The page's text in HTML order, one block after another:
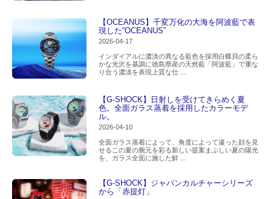
【OCEANUS】千変万化の大海を阿波藍で表
現した“OCEANUS”
2026-04-17
インダイアルに濃淡の異なる藍色を採用白蝶貝の柔ら
かな光沢を基調に徳島県産の天然藍「阿波藍」で重な
り合う濃淡を表現上質な仕 ...
【G-SHOCK】日射しを受けてきらめく夏
色。全面ガラス蒸着を採用したカラーモデ
ル。
2026-04-10
全面ガラス蒸着によって、角度によって違った顔を見
せるこの夏の腕元を彩る新しい提案まぶしい夏の陽光
を、ガラス全面に施した鮮 ...
【G-SHOCK】ジャパンカルチャーシリーズ
から「赤提灯」